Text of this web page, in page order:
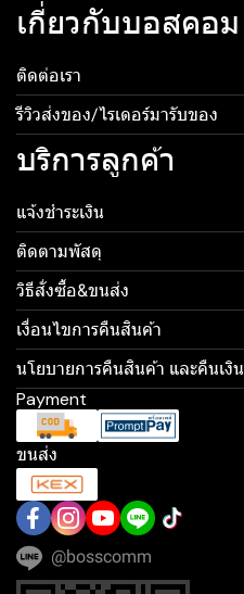
เกี่ยวกับบอสคอม
ติดต่อเรา
รีวิวส่งของ/ไรเดอร์มารับของ
บริการลูกค้า
แจ้งชำระเงิน
ติดตามพัสดุ
วิธีสั่งซื้อ&ขนส่ง
เงื่อนไขการคืนสินค้า
นโยบายการคืนสินค้า และคืนเงิน
Payment
ขนส่ง
@bosscomm